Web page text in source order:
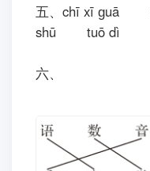
五、chī xī ɡuā
shū tuō dì
六、